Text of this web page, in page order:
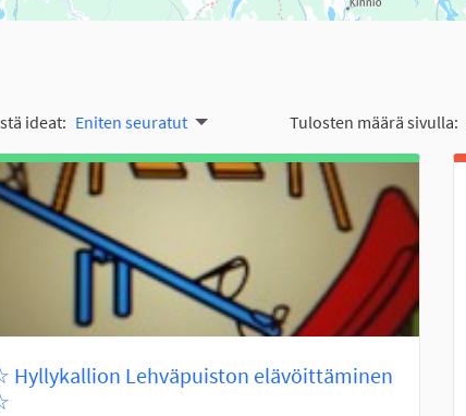
ideat: Eniten seuratut Tulosten määrä sivulla:
Hyllykallion Lehväpuiston elävöittäminen